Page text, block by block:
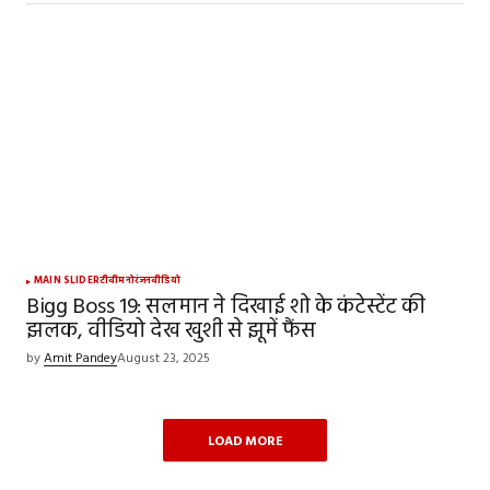
MAIN SLIDERटीवीमनोरंजनवीडियो
Bigg Boss 19: सलमान ने दिखाई शो के कंटेस्टेंट की
झलक, वीडियो देख खुशी से झूमें फैंस
byAmit PandeyAugust 23, 2025
LOAD MORE